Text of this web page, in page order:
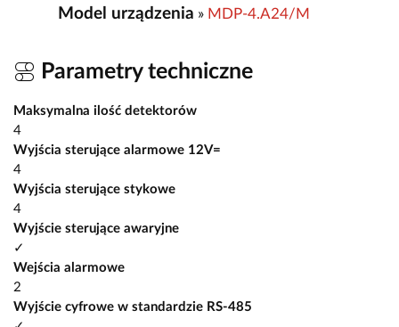
Model urządzenia » MDP-4.A24/M
Parametry techniczne
Maksymalna ilość detektorów
4
Wyjścia sterujące alarmowe 12V=
4
Wyjścia sterujące stykowe
4
Wyjście sterujące awaryjne
✓
Wejścia alarmowe
2
Wyjście cyfrowe w standardzie RS-485